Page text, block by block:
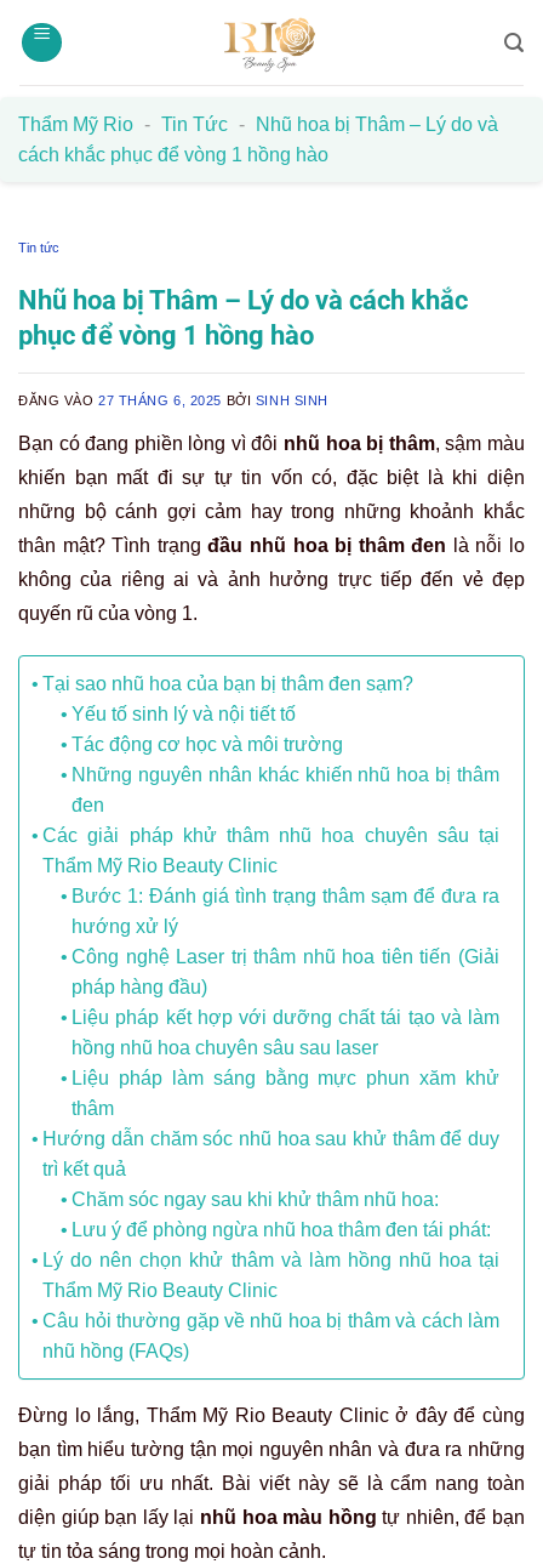
qua
Thẩm Mỹ Rio - Tin Tức -
Nhũ hoa bị Thâm – Lý do và
cách khắc phục để vòng 1 hồng hào
Tin tức
Nhũ hoa bị Thâm – Lý do và cách khắc
phục để vòng 1 hồng hào
ĐĂNG VÀO27 THÁNG 6, 2025 BỞI SINH SINH
Bạn có đang phiền lòng vì đôi nhũ hoa bị thâm, sậm màu
khiến bạn mất đi sự tự tin vốn có, đặc biệt là khi diện
những bộ cánh gợi cảm hay trong những khoảnh khắc
thân mật? Tình trạngđầu nhũ hoa bị thâm đen là nỗi lo
không của riêng ai và ảnh hưởng trực tiếp đến vẻ đẹp
quyến rũ của vòng 1.
Tại sao nhũ hoa của bạn bị thâm đen sạm?
Yếu tố sinh lý và nội tiết tố
Tác động cơ học và môi trường
Những nguyên nhân khác khiến nhũ hoa bị thâm
đen
Các giải pháp khử thâm nhũ hoa chuyên sâu tại
Thẩm Mỹ Rio Beauty Clinic
Bước 1: Đánh giá tình trạng thâm sạm để đưa ra
hướng xử lý
Công nghệ Laser trị thâm nhũ hoa tiên tiến (Giải
pháp hàng đầu)
Liệu pháp kết hợp với dưỡng chất tái tạo và làm
hồng nhũ hoa chuyên sâu sau laser
Liệu pháp làm sáng bằng mực phun xăm khử
thâm
Hướng dẫn chăm sóc nhũ hoa sau khử thâm để duy
trì kết quả
Chăm sóc ngay sau khi khử thâm nhũ hoa:
Lưu ý để phòng ngừa nhũ hoa thâm đen tái phát:
Lý do nên chọn khử thâm và làm hồng nhũ hoa tại
Thẩm Mỹ Rio Beauty Clinic
Câu hỏi thường gặp về nhũ hoa bị thâm và cách làm
nhũ hồng (FAQs)
Đừng lo lắng, Thẩm Mỹ Rio Beauty Clinic ở đây để cùng
bạn tìm hiểu tường tận mọi nguyên nhân và đưa ra những
giải pháp tối ưu nhất. Bài viết này sẽ là cẩm nang toàn
diện giúp bạn lấy lại nhũ hoa màu hồng tự nhiên, để bạn
tự tin tỏa sáng trong mọi hoàn cảnh.